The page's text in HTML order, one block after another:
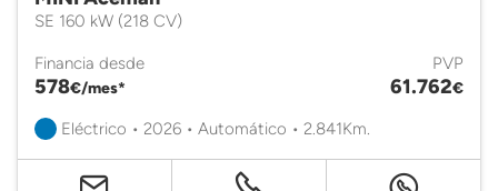
SE 160 kW (218 CV)
Financia desde
578€/mes*
PVP
61.762€
Eléctrico • 2026 • Automático • 2.841Km.